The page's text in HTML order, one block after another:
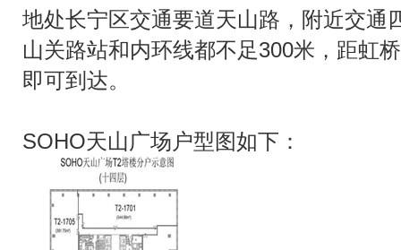
地处长宁区交通要道天山路，附近交通
山关路站和内环线都不足300米，距虹
即可到达。
SOHO天山广场户型图如下：